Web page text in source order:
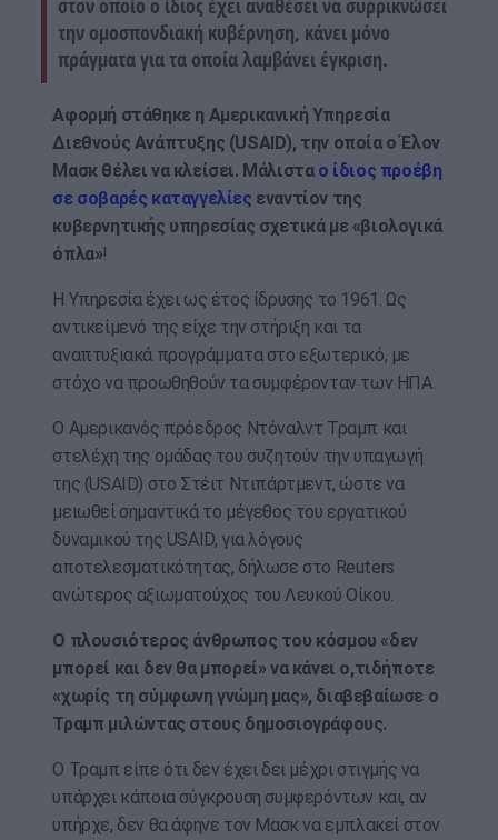
στον οποίο ο ίδιος έχει αναθέσει να συρρικνώσει
την ομοσπονδιακή κυβέρνηση, κάνει μόνο
πράγματα για τα οποία λαμβάνει έγκριση.
Αφορμή στάθηκε η Αμερικανική Υπηρεσία
Διεθνούς Ανάπτυξης (USAID), την οποία ο Έλον
Μασκ θέλει να κλείσει. Μάλιστα ο ίδιος προέβη
σε σοβαρές καταγγελίες εναντίον της
κυβερνητικής υπηρεσίας σχετικά με «βιολογικά
όπλα»!
Η Υπηρεσία έχει ως έτος ίδρυσης το 1961. Ως
αντικείμενό της είχε την στήριξη και τα
αναπτυξιακά προγράμματα στο εξωτερικό, με
στόχο να προωθηθούν τα συμφέρονταν των ΗΠΑ.
Ο Αμερικανός πρόεδρος Ντόναλντ Τραμπ και
στελέχη της ομάδας του συζητούν την υπαγωγή
της (USAID) στο Στέιτ Ντιπάρτμεντ, ώστε να
μειωθεί σημαντικά το μέγεθος του εργατικού
δυναμικού της USAID, για λόγους
αποτελεσματικότητας, δήλωσε στο Reuters
ανώτερος αξιωματούχος του Λευκού Οίκου.
Ο πλουσιότερος άνθρωπος του κόσμου «δεν
μπορεί και δεν θα μπορεί» να κάνει ο,τιδήποτε
«χωρίς τη σύμφωνη γνώμη μας», διαβεβαίωσε ο
Τραμπ μιλώντας στους δημοσιογράφους.
Ο Τραμπ είπε ότι δεν έχει δει μέχρι στιγμής να
υπάρχει κάποια σύγκρουση συμφερόντων και, αν
υπήρχε, δεν θα άφηνε τον Μασκ να εμπλακεί στον